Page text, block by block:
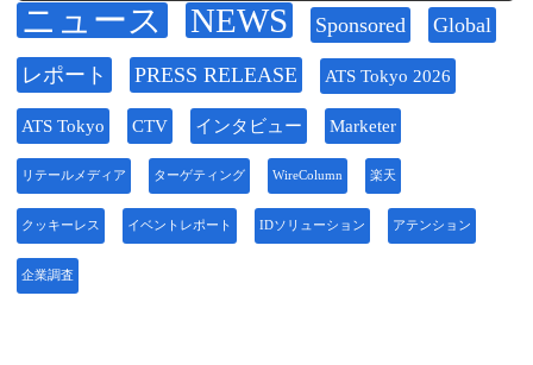
ニュース NEWS Sponsored Global
レポート PRESS RELEASE ATS Tokyo 2026
ATS Tokyo CTV インタビュー Marketer
リテールメディア ターゲティング WireColumn 楽天
クッキーレス イベントレポート IDソリューション アテンション
企業調査